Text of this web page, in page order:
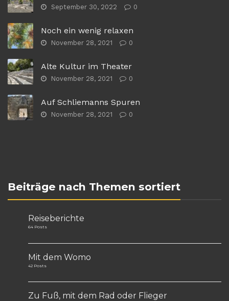
September 30, 2022 0
Noch ein wenig relaxen
November 28, 2021 0
Alte Kultur im Theater
November 28, 2021 0
Auf Schliemanns Spuren
November 28, 2021 0
Beiträge nach Themen sortiert
Reiseberichte
64 Posts
Mit dem Womo
42 Posts
Zu Fuß, mit dem Rad oder Flieger